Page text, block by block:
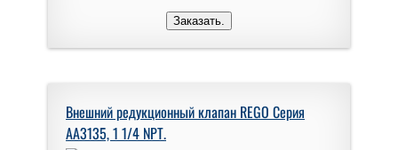
Внешний редукционный клапан REGO Серия
AA3135, 1 1/4 NPT.